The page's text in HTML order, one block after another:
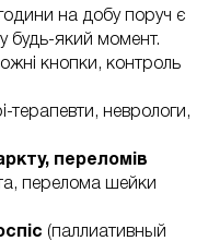
на добу поруч є
будь-який момент.
кнопки, контроль
терапевти, неврологи,
переломів
перелома шейки
(паллиативный